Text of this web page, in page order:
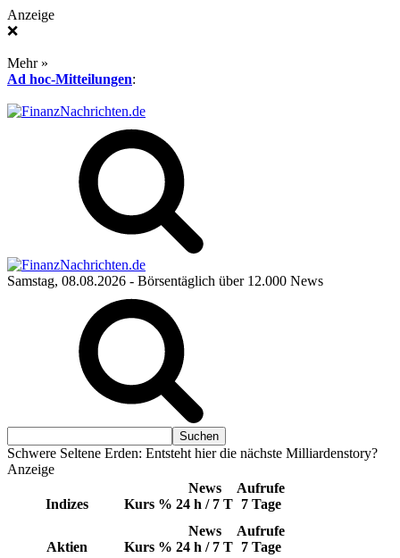
Anzeige
❌
Mehr »
Ad hoc-Mitteilungen:
Samstag, 08.08.2026 - Börsentäglich über 12.000 News
Schwere Seltene Erden: Entsteht hier die nächste Milliardenstory?
Anzeige
Indizes Kurs %
News
24 h / 7 T
Aufrufe
7 Tage
Aktien Kurs %
News
24 h / 7 T
Aufrufe
7 Tage